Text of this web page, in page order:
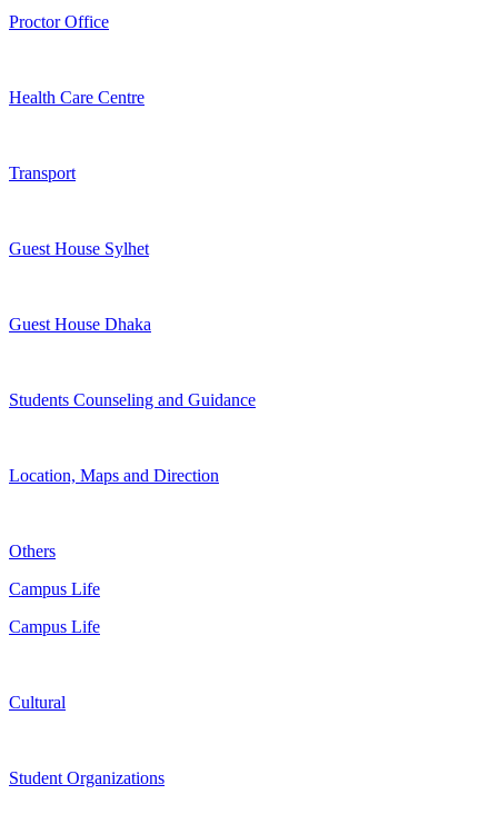
Proctor Office
Health Care Centre
Transport
Guest House Sylhet
Guest House Dhaka
Students Counseling and Guidance
Location, Maps and Direction
Others
Campus Life
Campus Life
Cultural
Student Organizations